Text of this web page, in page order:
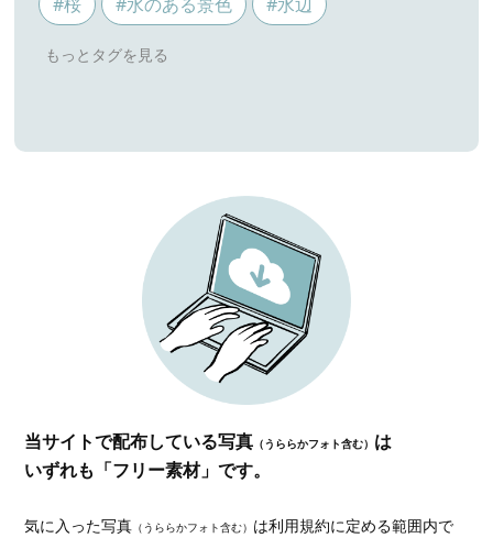
当サイトで配布している写真 （うららかフォト含む） は
いずれも「フリー素材」です。
気に入った写真 （うららかフォト含む） は利用規約に定める範囲内で